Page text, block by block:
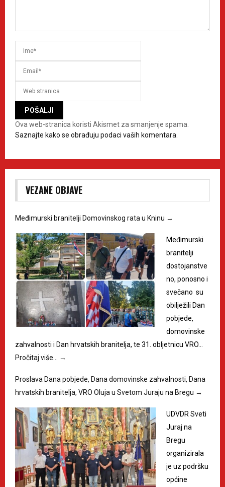
Ova web-stranica koristi Akismet za smanjenje spama.
Saznajte kako se obrađuju podaci vaših komentara.
VEZANE OBJAVE
Međimurski branitelji Domovinskog rata u Kninu →
Međimurski
branitelji
dostojanstve
no, ponosno i
svečano su
obilježili Dan
pobjede,
domovinske
zahvalnosti i Dan hrvatskih branitelja, te 31. obljetnicu VRO…
Pročitaj više…
→
Proslava Dana pobjede, Dana domovinske zahvalnosti, Dana
hrvatskih branitelja, VRO Oluja u Svetom Juraju na Bregu →
UDVDR Sveti
Juraj na
Bregu
organizirala
je uz podršku
općine